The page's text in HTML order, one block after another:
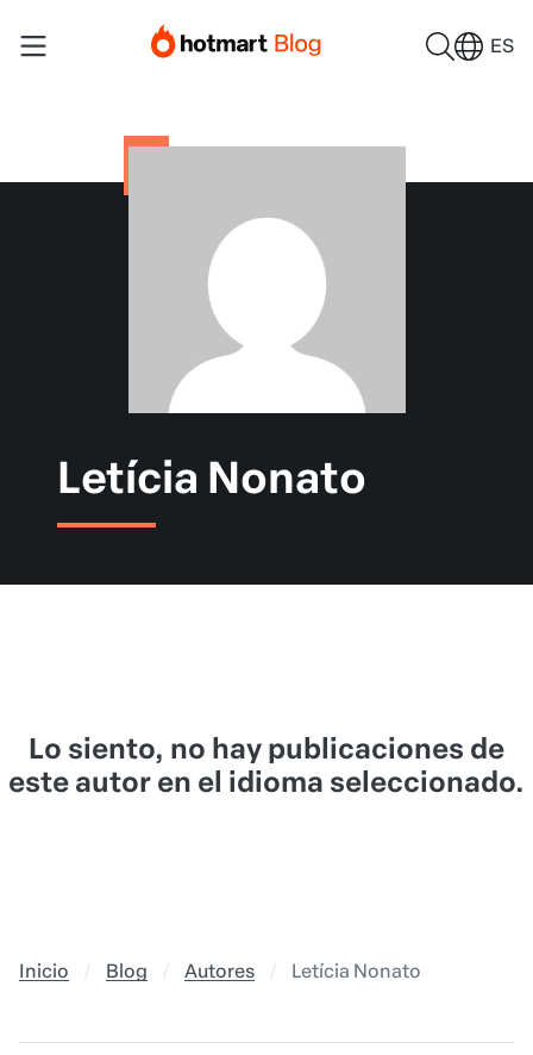
ES
Letícia Nonato
Lo siento, no hay publicaciones de
este autor en el idioma seleccionado.
Inicio Blog Autores Letícia Nonato